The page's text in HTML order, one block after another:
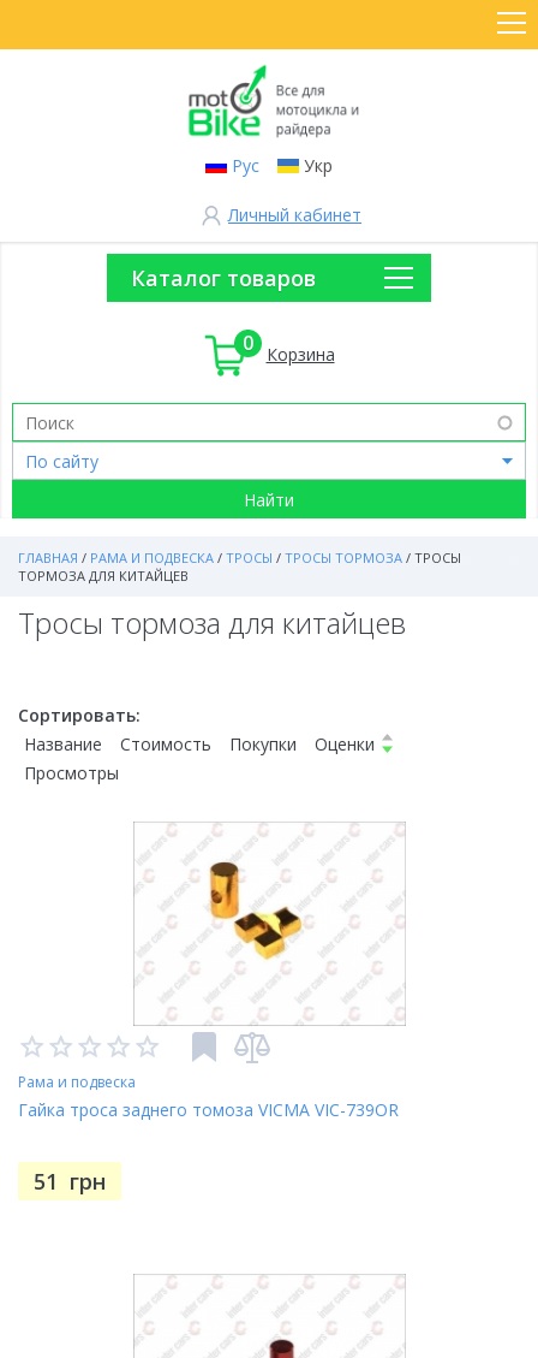
Рус Укр
Личный кабинет
Каталог товаров
0 Корзина
ГЛАВНАЯ / РАМА И ПОДВЕСКА / ТРОСЫ / ТРОСЫ ТОРМОЗА / ТРОСЫ
ТОРМОЗА ДЛЯ КИТАЙЦЕВ
Тросы тормоза для китайцев
Сортировать:
Название
Стоимость Покупки
Оценки
Просмотры
Рама и подвеска
Гайка троса заднего томоза VICMA VIC-739OR
51 грн